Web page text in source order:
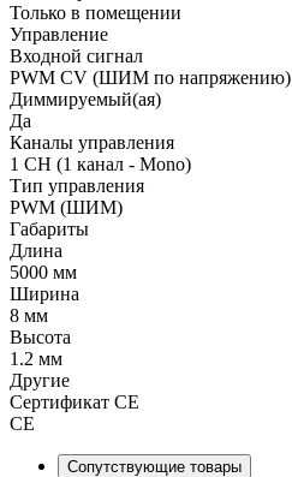
Только в помещении
Управление
Входной сигнал
PWM СV (ШИМ по напряжению)
Диммируемый(ая)
Да
Каналы управления
1 CH (1 канал - Mono)
Тип управления
PWM (ШИМ)
Габариты
Длина
5000 мм
Ширина
8 мм
Высота
1.2 мм
Другие
Сертификат CE
CE
Сопутствующие товары